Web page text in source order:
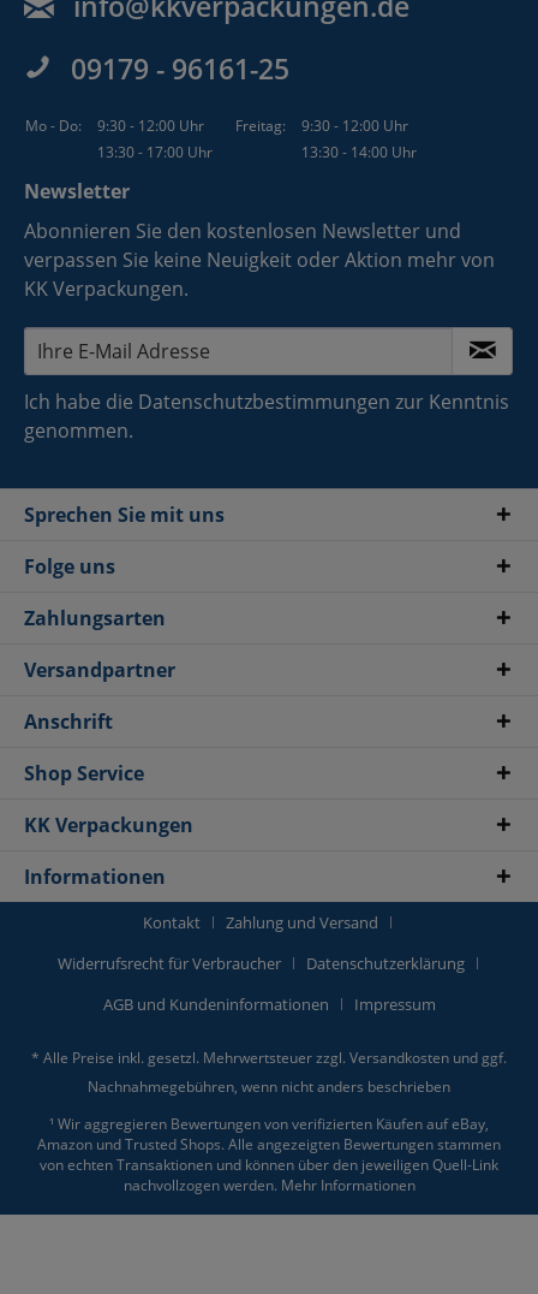
09179 - 96161-25
Mo - Do: 9:30 - 12:00 Uhr Freitag:
9:30 - 12:00 Uhr
13:30 - 17:00 Uhr
13:30 - 14:00 Uhr
Newsletter
Abonnieren Sie den kostenlosen Newsletter und
verpassen Sie keine Neuigkeit oder Aktion mehr von
KK Verpackungen.
Ich habe die Datenschutzbestimmungen zur Kenntnis
genommen.
Sprechen Sie mit uns
Folge uns
Zahlungsarten
Versandpartner
Anschrift
Shop Service
KK Verpackungen
Informationen
Kontakt
Zahlung und Versand
Widerrufsrecht für Verbraucher
Datenschutzerklärung
AGB und Kundeninformationen
Impressum
* Alle Preise inkl. gesetzl. Mehrwertsteuer zzgl. Versandkosten und ggf.
Nachnahmegebühren, wenn nicht anders beschrieben
¹ Wir aggregieren Bewertungen von verifizierten Käufen auf eBay,
Amazon und Trusted Shops. Alle angezeigten Bewertungen stammen
von echten Transaktionen und können über den jeweiligen Quell-Link
nachvollzogen werden. Mehr Informationen